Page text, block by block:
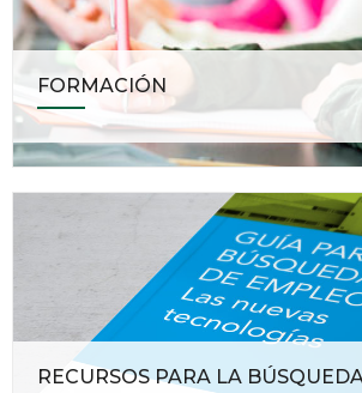
FORMACIÓN
RECURSOS PARA LA